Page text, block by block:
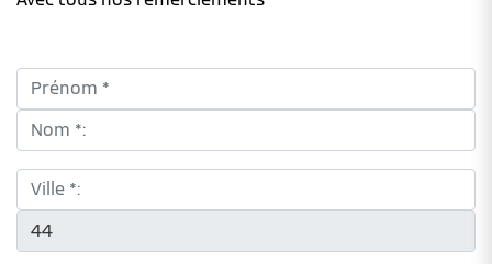
Prénom *:
Nom *:
Ville *:
CP *: